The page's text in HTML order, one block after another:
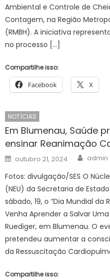
Ambiental e Controle de
Contagem, na Região
(RMBH). A iniciativa
no processo […]
Compartilhe isso:
Facebook X
NOTÍCIAS
Em Blumenau, Saúde
ensinar Reanimação
Posted
on
outubro 21, 2024 Author
admin
Fotos: divulgação/SES O
(NEU) da Secretaria de
sábado, 19, o “Dia Mundial
Venha Aprender a Salvar
Ruediger, em Blumenau. O
pretendeu aumentar a
da Ressuscitação
Compartilhe isso: